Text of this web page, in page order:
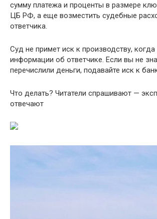
сумму платежа и проценты в размере
ЦБ РФ, а еще возместить судебные
ответчика.
Суд не примет иск к производству, когда
информации об ответчике. Если вы не
перечислили деньги, подавайте иск к
Что делать? Читатели спрашивают —
отвечают